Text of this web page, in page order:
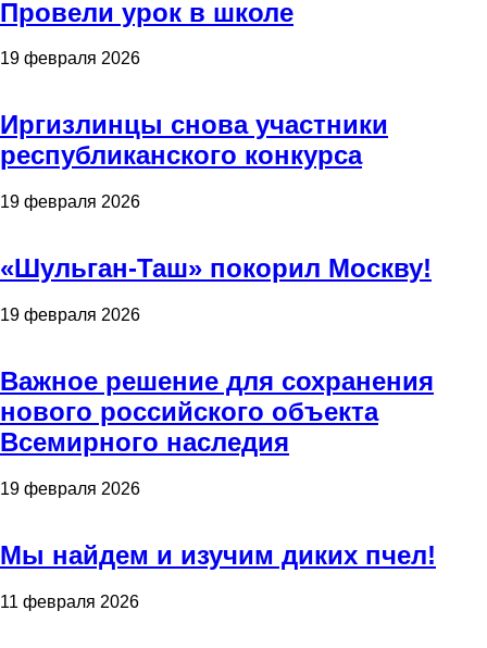
Провели урок в школе
19 февраля 2026
Иргизлинцы снова участники
республиканского конкурса
19 февраля 2026
«Шульган-Таш» покорил Москву!
19 февраля 2026
Важное решение для сохранения
нового российского объекта
Всемирного наследия
19 февраля 2026
Мы найдем и изучим диких пчел!
11 февраля 2026